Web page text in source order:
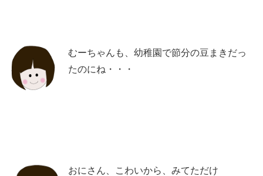
むーちゃんも、幼稚園で節分の豆まきだっ
たのにね・・・
おにさん、こわいから、みてただけ